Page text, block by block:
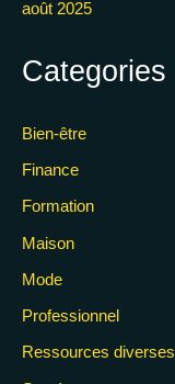
août 2025
Categories
Bien-être
Finance
Formation
Maison
Mode
Professionnel
Ressources diverses